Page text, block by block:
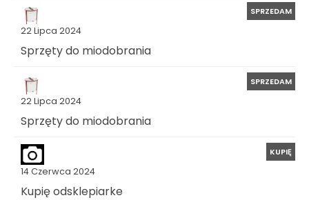
22 Lipca 2024
SPRZEDAM
Sprzęty do miodobrania
22 Lipca 2024
SPRZEDAM
Sprzęty do miodobrania
14 Czerwca 2024
KUPIĘ
Kupię odsklepiarke